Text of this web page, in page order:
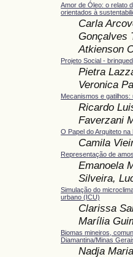
Amor de Óleo: o relato
orientados à
Carla
Gonçalves
Atkienson
Projeto Social -
Pietra
Veronica
Mecanismos e
Ricardo
Faverzani
O Papel do Arquiteto
Camila
Representação de
Emanoela
Silveira,
Simulação do
urbano (ICU)
Clarissa
Marília
Biomas mineiros,
Diamantina/Minas
Nadja